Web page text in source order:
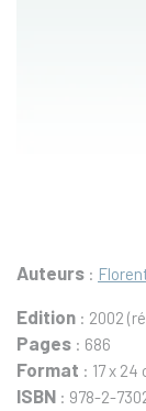
Auteurs :
Edition : 2002
Pages : 686
Format : 17 x 24
ISBN : 978-2-